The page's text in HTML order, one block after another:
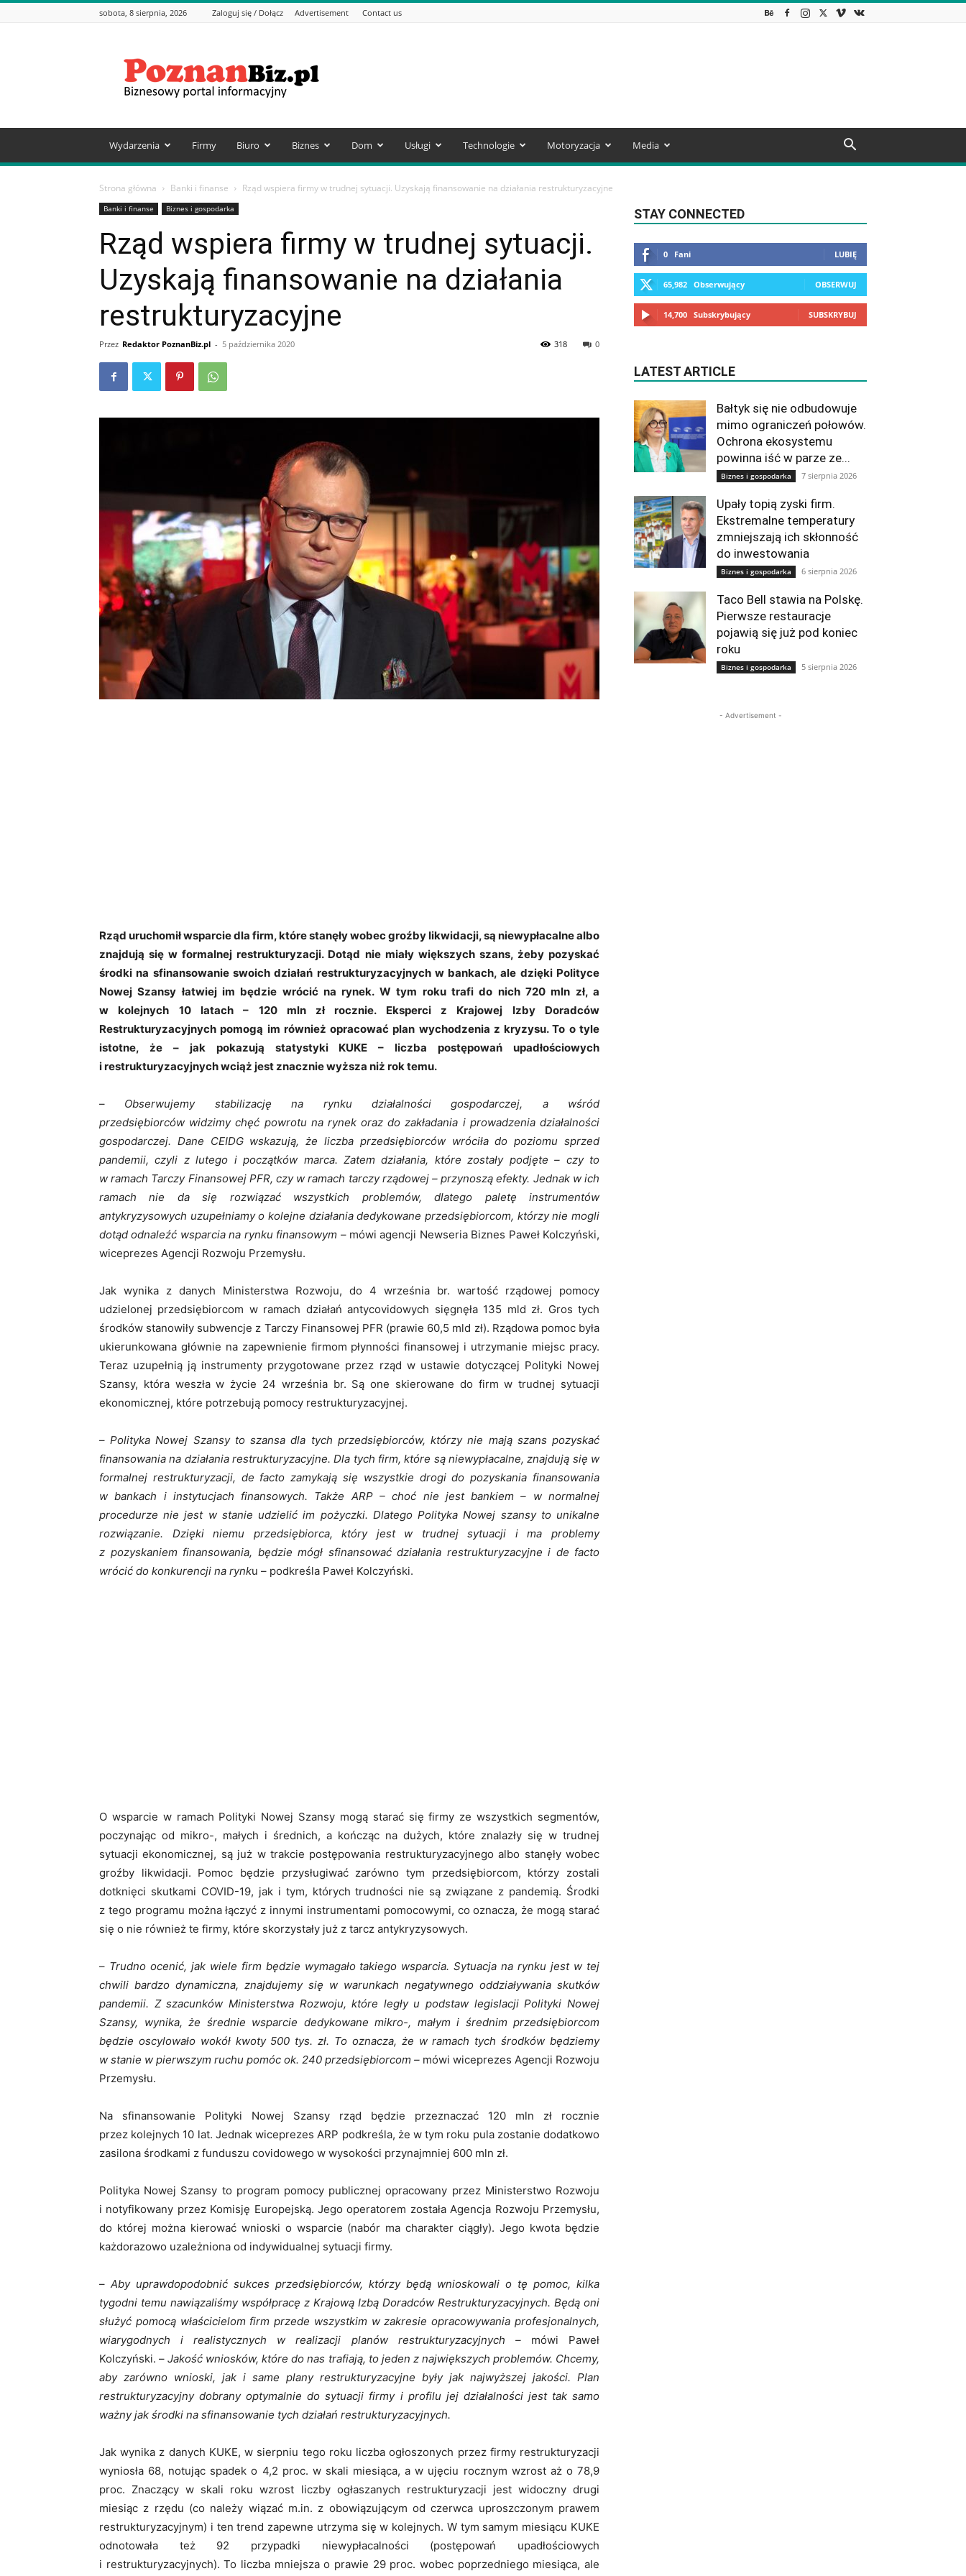
sobota, 8 sierpnia, 2026 Zaloguj się / Dołącz Advertisement Contact us
–
Informacje
biznesowe
Wydarzenia Firmy Biuro Biznes Dom Usługi Technologie Motoryzacja Media
Strona główna Banki i finanse Rząd wspiera firmy w trudnej sytuacji. Uzyskają finansowanie na działania restrukturyzacyjne
Banki i finanse Biznes i gospodarka
Rząd wspiera firmy w trudnej sytuacji.
Uzyskają finansowanie na działania
restrukturyzacyjne
Przez Redaktor PoznanBiz.pl - 5 października 2020 0
318
Rząd uruchomił wsparcie dla firm, które stanęły wobec groźby likwidacji, są niewypłacalne albo
znajdują się w formalnej restrukturyzacji. Dotąd nie miały większych szans, żeby pozyskać
środki na sfinansowanie swoich działań restrukturyzacyjnych w bankach, ale dzięki Polityce
Nowej Szansy łatwiej im będzie wrócić na rynek. W tym roku trafi do nich 720 mln zł, a
w kolejnych 10 latach – 120 mln zł rocznie. Eksperci z Krajowej Izby Doradców
Restrukturyzacyjnych pomogą im również opracować plan wychodzenia z kryzysu. To o tyle
istotne, że – jak pokazują statystyki KUKE – liczba postępowań upadłościowych
i restrukturyzacyjnych wciąż jest znacznie wyższa niż rok temu.
– Obserwujemy stabilizację na rynku działalności gospodarczej, a wśród
przedsiębiorców widzimy chęć powrotu na rynek oraz do zakładania i prowadzenia działalności
gospodarczej. Dane CEIDG wskazują, że liczba przedsiębiorców wróciła do poziomu sprzed
pandemii, czyli z lutego i początków marca. Zatem działania, które zostały podjęte – czy to
w ramach Tarczy Finansowej PFR, czy w ramach tarczy rządowej – przynoszą efekty. Jednak w ich
ramach nie da się rozwiązać wszystkich problemów, dlatego paletę instrumentów
antykryzysowych uzupełniamy o kolejne działania dedykowane przedsiębiorcom, którzy nie mogli
dotąd odnaleźć wsparcia na rynku finansowym – mówi agencji Newseria Biznes Paweł Kolczyński,
wiceprezes Agencji Rozwoju Przemysłu.
Jak wynika z danych Ministerstwa Rozwoju, do 4 września br. wartość rządowej pomocy
udzielonej przedsiębiorcom w ramach działań antycovidowych sięgnęła 135 mld zł. Gros tych
środków stanowiły subwencje z Tarczy Finansowej PFR (prawie 60,5 mld zł). Rządowa pomoc była
ukierunkowana głównie na zapewnienie firmom płynności finansowej i utrzymanie miejsc pracy.
Teraz uzupełnią ją instrumenty przygotowane przez rząd w ustawie dotyczącej Polityki Nowej
Szansy, która weszła w życie 24 września br. Są one skierowane do firm w trudnej sytuacji
ekonomicznej, które potrzebują pomocy restrukturyzacyjnej.
–Polityka Nowej Szansy to szansa dla tych przedsiębiorców, którzy nie mają szans pozyskać
finansowania na działania restrukturyzacyjne. Dla tych firm, które są niewypłacalne, znajdują się w
formalnej restrukturyzacji, de facto zamykają się wszystkie drogi do pozyskania finansowania
w bankach i instytucjach finansowych. Także ARP – choć nie jest bankiem – w normalnej
procedurze nie jest w stanie udzielić im pożyczki. Dlatego Polityka Nowej szansy to unikalne
rozwiązanie. Dzięki niemu przedsiębiorca, który jest w trudnej sytuacji i ma problemy
z pozyskaniem finansowania, będzie mógł sfinansować działania restrukturyzacyjne i de facto
wrócić do konkurencji na rynku – podkreśla Paweł Kolczyński.
O wsparcie w ramach Polityki Nowej Szansy mogą starać się firmy ze wszystkich segmentów,
poczynając od mikro-, małych i średnich, a kończąc na dużych, które znalazły się w trudnej
sytuacji ekonomicznej, są już w trakcie postępowania restrukturyzacyjnego albo stanęły wobec
groźby likwidacji. Pomoc będzie przysługiwać zarówno tym przedsiębiorcom, którzy zostali
dotknięci skutkami COVID-19, jak i tym, których trudności nie są związane z pandemią. Środki
z tego programu można łączyć z innymi instrumentami pomocowymi, co oznacza, że mogą starać
się o nie również te firmy, które skorzystały już z tarcz antykryzysowych.
– Trudno ocenić, jak wiele firm będzie wymagało takiego wsparcia. Sytuacja na rynku jest w tej
chwili bardzo dynamiczna, znajdujemy się w warunkach negatywnego oddziaływania skutków
pandemii. Z szacunków Ministerstwa Rozwoju, które legły u podstaw legislacji Polityki Nowej
Szansy, wynika, że średnie wsparcie dedykowane mikro-, małym i średnim przedsiębiorcom
będzie oscylowało wokół kwoty 500 tys. zł. To oznacza, że w ramach tych środków będziemy
w stanie w pierwszym ruchu pomóc ok. 240 przedsiębiorcom – mówi wiceprezes Agencji Rozwoju
Przemysłu.
Na sfinansowanie Polityki Nowej Szansy rząd będzie przeznaczać 120 mln zł rocznie
przez kolejnych 10 lat. Jednak wiceprezes ARP podkreśla, że w tym roku pula zostanie dodatkowo
zasilona środkami z funduszu covidowego w wysokości przynajmniej 600 mln zł.
Polityka Nowej Szansy to program pomocy publicznej opracowany przez Ministerstwo Rozwoju
i notyfikowany przez Komisję Europejską. Jego operatorem została Agencja Rozwoju Przemysłu,
do której można kierować wnioski o wsparcie (nabór ma charakter ciągły). Jego kwota będzie
każdorazowo uzależniona od indywidualnej sytuacji firmy.
– Aby uprawdopodobnić sukces przedsiębiorców, którzy będą wnioskowali o tę pomoc, kilka
tygodni temu nawiązaliśmy współpracę z Krajową Izbą Doradców Restrukturyzacyjnych. Będą oni
służyć pomocą właścicielom firm przede wszystkim w zakresie opracowywania profesjonalnych,
wiarygodnych i realistycznych w realizacji planów restrukturyzacyjnych –mówi Paweł
Kolczyński. – Jakość wniosków, które do nas trafiają, to jeden z największych problemów. Chcemy,
aby zarówno wnioski, jak i same plany restrukturyzacyjne były jak najwyższej jakości. Plan
restrukturyzacyjny dobrany optymalnie do sytuacji firmy i profilu jej działalności jest tak samo
ważny jak środki na sfinansowanie tych działań restrukturyzacyjnych.
Jak wynika z danych KUKE, w sierpniu tego roku liczba ogłoszonych przez firmy restrukturyzacji
wyniosła 68, notując spadek o 4,2 proc. w skali miesiąca, a w ujęciu rocznym wzrost aż o 78,9
proc. Znaczący w skali roku wzrost liczby ogłaszanych restrukturyzacji jest widoczny drugi
miesiąc z rzędu (co należy wiązać m.in. z obowiązującym od czerwca uproszczonym prawem
restrukturyzacyjnym) i ten trend zapewne utrzyma się w kolejnych. W tym samym miesiącu KUKE
odnotowała też 92 przypadki niewypłacalności (postępowań upadłościowych
i restrukturyzacyjnych). To liczba mniejsza o prawie 29 proc. wobec poprzedniego miesiąca, ale
STAY CONNECTED
0 Fani LUBIĘ
65,982 Obserwujący OBSERWUJ
14,700 Subskrybujący SUBSKRYBUJ
LATEST ARTICLE
Bałtyk się nie odbudowuje
mimo ograniczeń połowów.
Ochrona ekosystemu
powinna iść w parze ze...
Biznes i gospodarka 7 sierpnia 2026
Upały topią zyski firm.
Ekstremalne temperatury
zmniejszają ich skłonność
do inwestowania
Biznes i gospodarka 6 sierpnia 2026
Taco Bell stawia na Polskę.
Pierwsze restauracje
pojawią się już pod koniec
roku
Biznes i gospodarka 5 sierpnia 2026
- Advertisement -